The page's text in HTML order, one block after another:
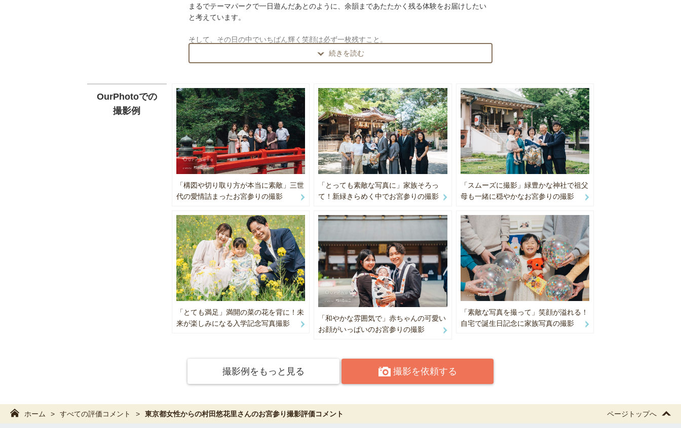
撮影許可はお済みでしょうか？
神社・お寺・公園などでの撮影には、許可や申請が必要な場合があります。
近年、各地でルール変更が増えており、以前は不要だった場所でも申請が必要になるケースが
あります。
撮影当日のトラブルを防ぐため、ご希望の撮影場所がある場合は、お客様ご自身で事前のご確
（例：神社・寺社への確認は、お電話で「個人の記念撮影でカメラマンが同行しますが、撮影
は可能でしょうか？」と聞いていただくとスムーズです！）
⸻
◆ 納品について
撮影したお写真は、基本すべてのポーズをお渡ししています。
（※目つぶり・半目、ピンボケなどは除外しています。）
さい。
⸻
◆ 納期について
通常 1週間以内に納品いたします。
繁忙期は 2週間ほど お時間をいただく場合がございます。
お急ぎの場合も出来る限り対応しますので、事前にご相談ください。
◆ ご予約の流れ
気になることは何でもお聞きください。
まるでテーマパークで一日遊んだあとのように、余韻まであたたかく残る体験をお届けしたい
と考えています。
そして、その日の中でいちばん輝く笑顔は必ず一枚残すこと。
写真はただの記録ではなく、その日の感情ごと閉じ込めるものだからです。
私を選ぶ理由
・画角や光を丁寧に捉えた、自然で美しい仕上がり
・“楽しい”を引き出す撮影空間づくりが得意です
続きを読む
OurPhotoでの
撮影例
「構図や切り取り方が本当に素敵」三世
代の愛情詰まったお宮参りの撮影
「とっても素敵な写真に」家族そろっ
て！新緑きらめく中でお宮参りの撮影
「スムーズに撮影」緑豊かな神社で祖父
母も一緒に穏やかなお宮参りの撮影
「とても満足」満開の菜の花を背に！未
来が楽しみになる入学記念写真撮影
「和やかな雰囲気で」赤ちゃんの可愛い
お顔がいっぱいのお宮参りの撮影
「素敵な写真を撮って」笑顔が溢れる！
自宅で誕生日記念に家族写真の撮影
撮影例をもっと見る 撮影を依頼する
ホーム すべての評価コメント 東京都女性からの村田悠花里さんのお宮参り撮影評価コメント ページトップへ